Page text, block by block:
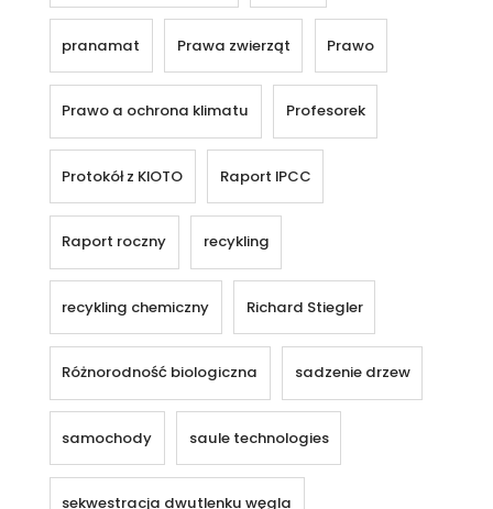
pranamat Prawa zwierząt Prawo
Prawo a ochrona klimatu Profesorek
Protokół z KIOTO Raport IPCC
Raport roczny recykling
recykling chemiczny Richard Stiegler
Różnorodność biologiczna sadzenie drzew
samochody saule technologies
sekwestracja dwutlenku węgla